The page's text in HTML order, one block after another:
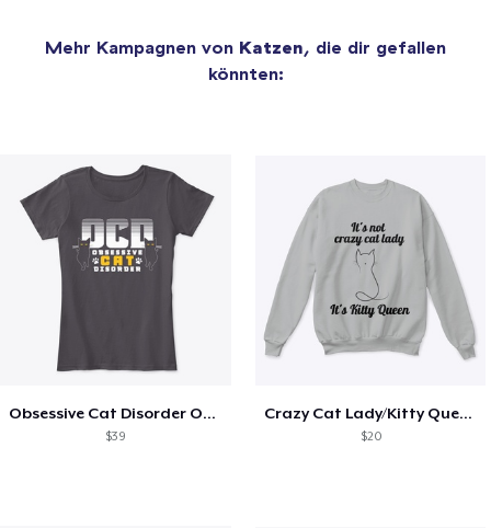
Mehr Kampagnen von Katzen, die dir gefallen
könnten:
Obsessive Cat Disorder OCD Kittens Lover
$39
Crazy Cat Lady/Kitty Queen
$20